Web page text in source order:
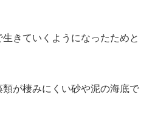
きていくようになったためと
が棲みにくい砂や泥の海底で